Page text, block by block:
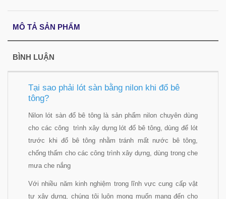
MÔ TẢ SẢN PHẨM
BÌNH LUẬN
Tại sao phải lót sàn bằng nilon khi đổ bê
tông?
Nilon lót sàn đổ bê tông là sản phẩm nilon chuyên dùng
cho các công trình xây dựng lót đổ bê tông, dùng để lót
trước khi đổ bê tông nhằm tránh mất nước bê tông,
chống thấm cho các công trình xây dựng, dùng trong che
mưa che nắng
Với nhiều năm kinh nghiệm trong lĩnh vực cung cấp vật
tư xây dựng, chúng tôi luôn mong muốn mang đến cho